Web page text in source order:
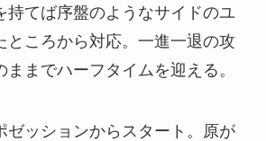
てば序盤のようなサイドのユ
ところから対応。一進一退の攻
ままでハーフタイムを迎える。
ッションからスタート。原が